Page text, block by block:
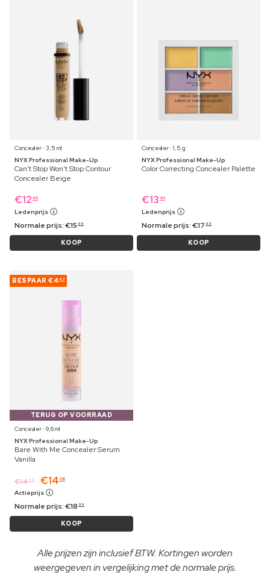
Concealer ⋅ 3,5 ml
NYX Professional Make-Up
Can't Stop Won't Stop Contour
Concealer Beige
€12 49
Ledenprijs
Normale prijs:€15 99
KOOP
Concealer ⋅ 1,5 g
NYX Professional Make-Up
Color Correcting Concealer Palette
€13 49
Ledenprijs
Normale prijs:€17 99
KOOP
BESPAAR €4 93
TERUG OP VOORRAAD
Concealer ⋅ 9,6 ml
NYX Professional Make-Up
Bare With Me Concealer Serum
Vanilla
€14 49 €14 06
Actieprijs
Normale prijs:€18 99
KOOP
Alle prijzen zijn inclusief BTW. Kortingen worden
weergegeven in vergelijking met de normale prijs.